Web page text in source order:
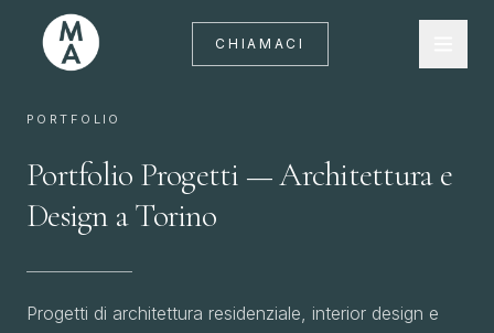
CHIAMACI
PORTFOLIO
Portfolio Progetti — Architettura e
Portfolio Progetti —Architettura e
Design aTorino
Progetti di architettura residenziale, interior design e